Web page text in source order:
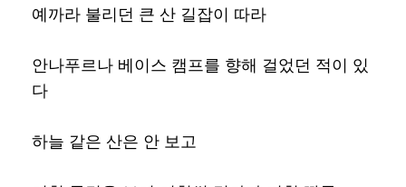
예까라 불리던 큰 산 길잡이 따라
안나푸르나 베이스 캠프를 향해 걸었던 적이 있
다
하늘 같은 산은 안 보고